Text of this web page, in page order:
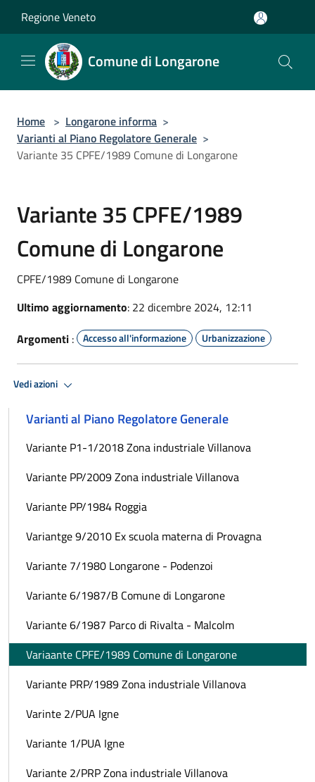
Regione Veneto
Comune di Longarone
Home > Longarone informa >
Varianti al Piano Regolatore Generale >
Variante 35 CPFE/1989 Comune di Longarone
Variante 35 CPFE/1989
Comune di Longarone
CPFE/1989 Comune di Longarone
Ultimo aggiornamento: 22 dicembre 2024, 12:11
Argomenti : Accesso all'informazione Urbanizzazione
Vedi azioni
Varianti al Piano Regolatore Generale
Variante P1-1/2018 Zona industriale Villanova
Variante PP/2009 Zona industriale Villanova
Variante PP/1984 Roggia
Variantge 9/2010 Ex scuola materna di Provagna
Variante 7/1980 Longarone - Podenzoi
Variante 6/1987/B Comune di Longarone
Variante 6/1987 Parco di Rivalta - Malcolm
Variaante CPFE/1989 Comune di Longarone
Variante PRP/1989 Zona industriale Villanova
Varinte 2/PUA Igne
Variante 1/PUA Igne
Variante 2/PRP Zona industriale Villanova